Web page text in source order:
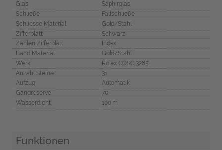
Glas
Saphirglas
Schließe
Faltschließe
Schliesse Material
Gold/Stahl
Zifferblatt
Schwarz
Zahlen Zifferblatt
Index
Band Material
Gold/Stahl
Werk
Rolex COSC 3285
Anzahl Steine
31
Aufzug
Automatik
Gangreserve
70
Wasserdicht
100 m
Funktionen